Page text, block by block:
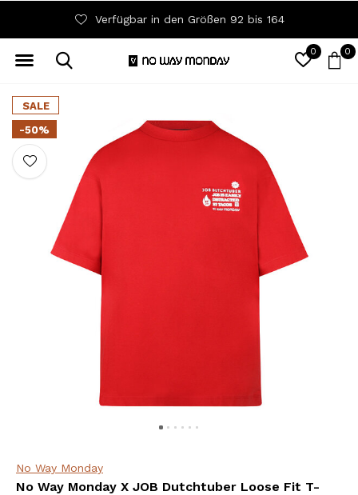
0 0
Verfügbar in den Größen 92 bis 164
SALE
-50%
No Way Monday
No Way Monday X JOB Dutchtuber Loose Fit T-